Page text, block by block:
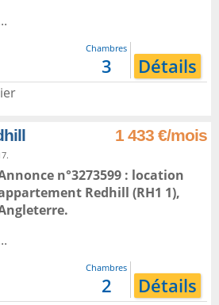
Chambres
3 Détails
1 433 €/mois
n°3273599 : location
Redhill (RH1 1),
.
Chambres
2 Détails